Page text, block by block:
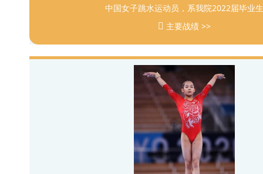
中国女子跳水运动员，系我院2022届毕业生
主要战绩 >>